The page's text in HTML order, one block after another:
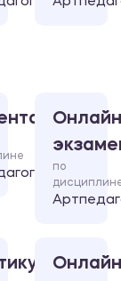
по